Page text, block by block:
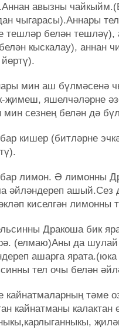
авызны
чыгарасы).Аннары
тешләр белән тешләү),
кыскалау), аннан
йөртү).
мин аш бүлмәсенә
җимеш, яшелчәләрне
мин сезнең белән дә
кишер (битләрне
лимон. Ә лимонны
әйләндереп ашый.Сез
киселгән
Дракоша бик
(елмаю)Аны да шулай
ашарга ярата.(юка
тел очы белән
кайнатмаларның тәме
кайнатманы калактан